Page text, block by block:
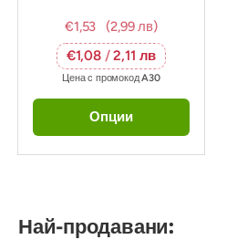
€1,53
(2,99 лв)
€1,08 /2,11 лв
Цена с промокодA30
Опции
Най-продавани: